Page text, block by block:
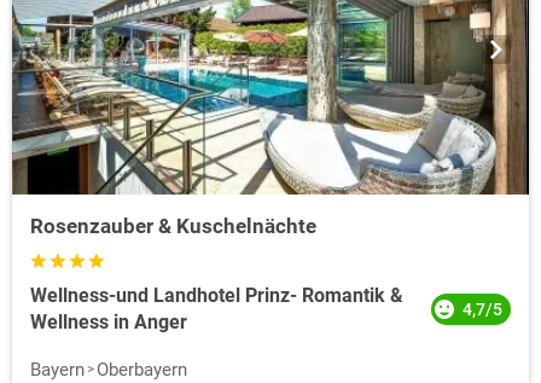
Rosenzauber & Kuschelnächte
Wellness-und Landhotel Prinz- Romantik &
Wellness in Anger
4,7/5
Bayern
Oberbayern